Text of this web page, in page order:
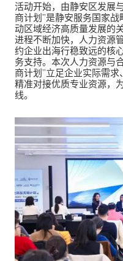
活动开始，由静安区发展
商计划”是静安服务国家
动区域经济高质量发展的
进程不断加快，人力资源
约企业出海行稳致远的核
务支持。本次人力资源与
商计划”立足企业实际需
精准对接优质专业资源，
线。